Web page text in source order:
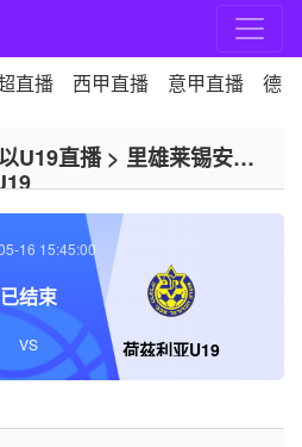
直播 西甲直播 意甲直播 德
以U19直播> 里雄莱锡安夏
荷茲利亚U19
16 15:45:00
已结束
VS